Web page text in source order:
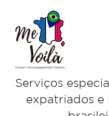
Serviços
expatriados e